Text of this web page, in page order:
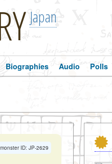
Japan
Biographies Audio Polls
ID: JP-2629